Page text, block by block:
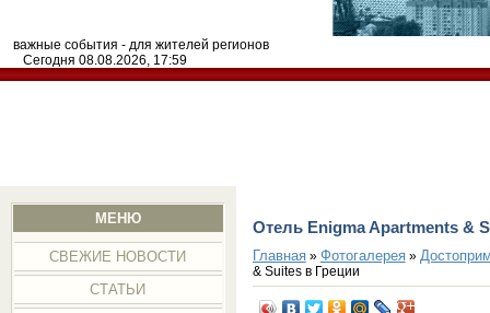
важные события - для жителей регионов
Сегодня 08.08.2026, 17:59
МЕНЮ
СВЕЖИЕ НОВОСТИ
СТАТЬИ
Отель Enigma Apartments &
Главная» Фотогалерея»
& Suites в Греции